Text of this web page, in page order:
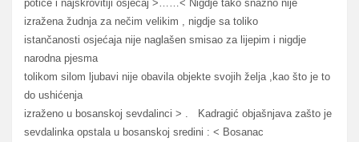
potiče i najskrovitiji osjećaj >……< Nigdje tako snažno nije
izražena žudnja za nečim velikim , nigdje sa toliko
istančanosti osjećaja nije naglašen smisao za lijepim i nigdje
narodna pjesma
tolikom silom ljubavi nije obavila objekte svojih želja ,kao što je to
do ushićenja
izraženo u bosanskoj sevdalinci > . Kadragić objašnjava zašto je
sevdalinka opstala u bosanskoj sredini : < Bosanac